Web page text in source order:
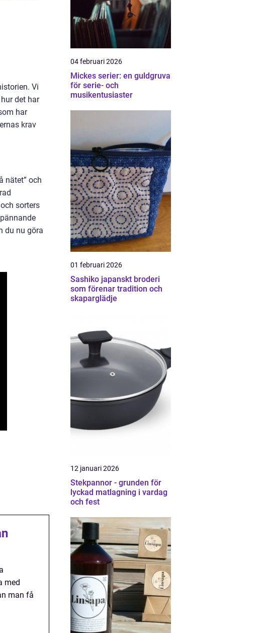
Vi
det har
har
krav
nätet” och
sorters
du nu göra
med
man få
04 februari 2026
Mickes serier: en guldgruva
för serie- och
musikentusiaster
01 februari 2026
Sashiko japanskt broderi
som förenar tradition och
skaparglädje
12 januari 2026
Stekpannor - grunden för
lyckad matlagning i vardag
och fest